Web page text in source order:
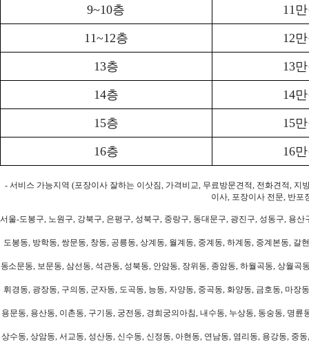
9~10층 11
11~12층 12
13층 13
14층 14
15층 15
16층 16
- 서비스 가능지역 (포장이사 잘하는 이삿짐, 가격비교, 무료방문견적, 전화견적,
이사, 포장이사 전문, 반포
서울-도봉구, 노원구, 강북구, 은평구, 성북구, 중랑구, 동대문구, 광진구, 성동구, 용
도봉동, 방학동, 쌍문동, 창동, 공릉동, 상계동, 월계동, 중계동, 하계동, 중계본동,
동소문동, 보문동, 삼선동, 석관동, 성북동, 안암동, 장위동, 종암동, 하월곡동, 상월
휘경동, 광장동, 구의동, 군자동, 도곡동, 능동, 자양동, 중곡동, 화양동, 금호동, 마
용문동, 용산동, 이촌동, 구기동, 궁전동, 경희궁의아침, 내수동, 누상동, 동숭동, 명
상수동, 상암동, 서교동, 성산동, 신수동, 신정동, 아현동, 연남동, 염리동, 용강동, 중